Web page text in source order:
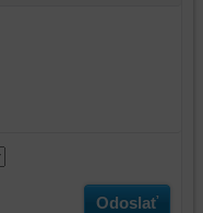
Odoslať